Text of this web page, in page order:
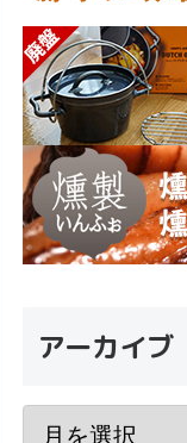
アーカイブ